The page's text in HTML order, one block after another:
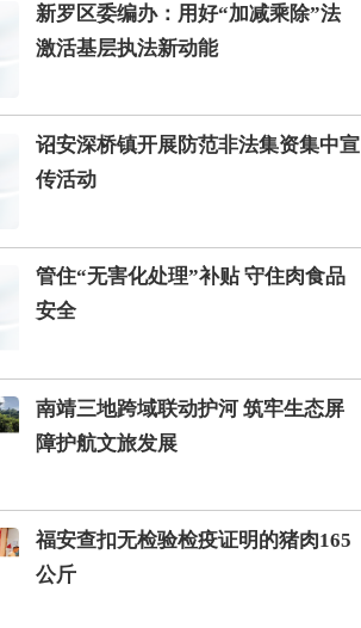
新罗区委编办：用好“加减乘除”法
激活基层执法新动能
诏安深桥镇开展防范非法集资集中宣
传活动
管住“无害化处理”补贴 守住肉食品
安全
南靖三地跨域联动护河 筑牢生态屏
障护航文旅发展
福安查扣无检验检疫证明的猪肉165
公斤